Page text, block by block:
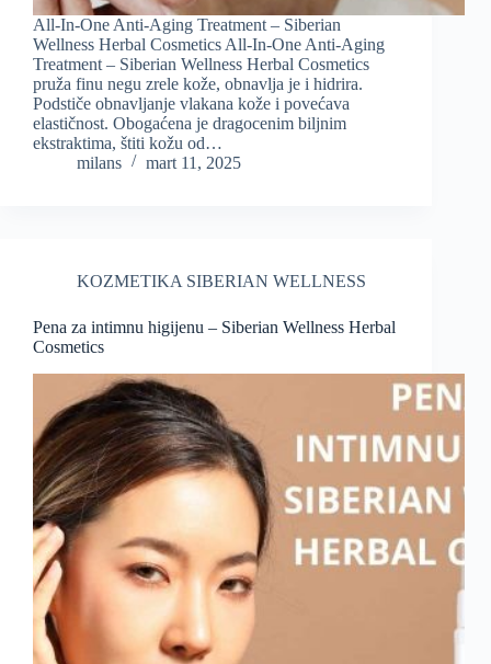
All-In-One Anti-Aging Treatment – Siberian
Wellness Herbal Cosmetics All-In-One Anti-Aging
Treatment – Siberian Wellness Herbal Cosmetics
pruža finu negu zrele kože, obnavlja je i hidrira.
Podstiče obnavljanje vlakana kože i povećava
elastičnost. Obogaćena je dragocenim biljnim
ekstraktima, štiti kožu od…
milans
mart 11, 2025
KOZMETIKA SIBERIAN WELLNESS
Pena za intimnu higijenu – Siberian Wellness Herbal
Cosmetics